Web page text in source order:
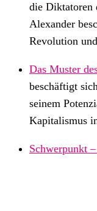
die Diktatoren
Alexander
Revolution
Das Muster
beschäftigt
seinem
Kapitalismus
Schwerpunkt